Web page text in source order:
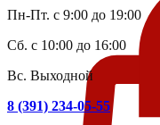
Пн-Пт. с 9:00 до 19:00
Сб. с 10:00 до 16:00
Вс. Выходной
8 (391) 234-05-55